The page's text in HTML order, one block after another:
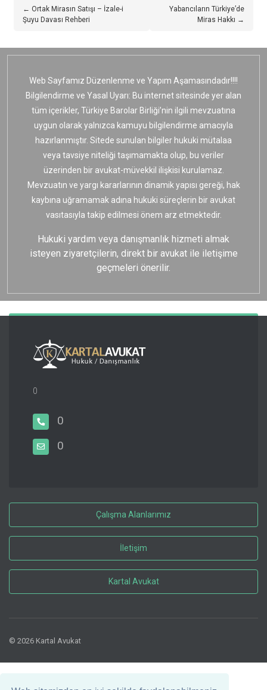
← Ortak Mirasın Satışı – İzale-i
Şuyu Davası Rehberi
Yabancıların Türkiye’de
Miras Hakkı →
Web Sayfamız Düzenlenme ve Yapım Aşamasındadır!!!!
Bilgilendirme ve Yasal Uyarı: Bu internet sitesinde yer alan
tüm içerikler, Türkiye Barolar Birliği’nin ilgili mevzuatına
uygun olarak yalnızca kamuyu bilgilendirme amacıyla
hazırlanmıştır. Sitede sunulan bilgiler hukuki mütalaa
veya tavsiye niteliği taşımamakta olup, bu veriler
üzerinden bir avukat-müvekkil ilişkisi kurulamaz.
Mevzuatın ve yargı kararlarının dinamik yapısı gereği, hak
kaybına uğramamak adına hukuki süreçlerin bir avukat
vasıtasıyla takip edilmesi önem arz etmektedir.
Hukuki yardım veya danışmanlık hizmeti almak
isteyen ziyaretçilerin, direkt bir avukat ile iletişime
geçmeleri önerilir.
0
0
0
Çalışma Alanlarımız
İletişim
Kartal Avukat
© 2026 Kartal Avukat